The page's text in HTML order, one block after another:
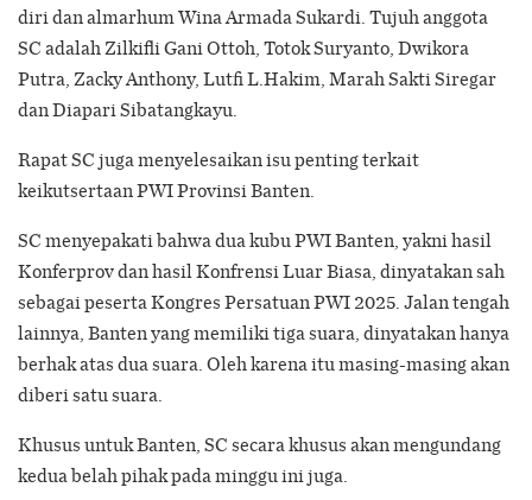
diri dan almarhum Wina Armada Sukardi. Tujuh anggota
SC adalah Zilkifli Gani Ottoh, Totok Suryanto, Dwikora
Putra, Zacky Anthony, Lutfi L.Hakim, Marah Sakti Siregar
dan Diapari Sibatangkayu.
Rapat SC juga menyelesaikan isu penting terkait
keikutsertaan PWI Provinsi Banten.
SC menyepakati bahwa dua kubu PWI Banten, yakni hasil
Konferprov dan hasil Konfrensi Luar Biasa, dinyatakan sah
sebagai peserta Kongres Persatuan PWI 2025. Jalan tengah
lainnya, Banten yang memiliki tiga suara, dinyatakan hanya
berhak atas dua suara. Oleh karena itu masing-masing akan
diberi satu suara.
Khusus untuk Banten, SC secara khusus akan mengundang
kedua belah pihak pada minggu ini juga.